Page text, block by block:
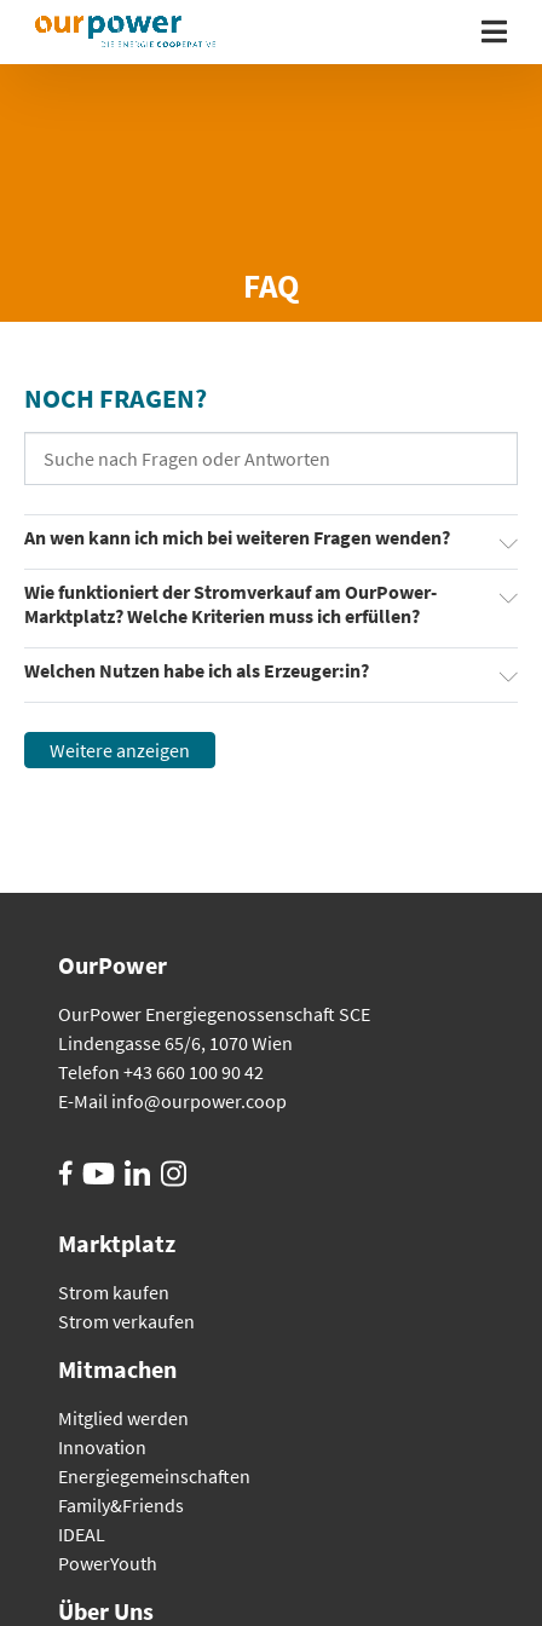
FAQ
NOCH FRAGEN?
An wen kann ich mich bei weiteren Fragen wenden?
Wie funktioniert der Stromverkauf am OurPower-
Marktplatz? Welche Kriterien muss ich erfüllen?
Welchen Nutzen habe ich als Erzeuger:in?
Weitere anzeigen
OurPower
OurPower Energiegenossenschaft SCE
Lindengasse 65/6, 1070 Wien
Telefon +43 660 100 90 42
E-Mail info@ourpower.coop
Marktplatz
Strom kaufen
Strom verkaufen
Mitmachen
Mitglied werden
Innovation
Energiegemeinschaften
Family&Friends
IDEAL
PowerYouth
Über Uns